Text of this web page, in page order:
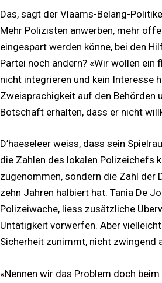
Das, sagt der Vlaams-Belang-
Mehr Polizisten anwerben, mehr
eingespart werden könne, bei den
Partei noch ändern? «Wir wollen ein
nicht integrieren und kein Interesse
Zweisprachigkeit auf den Behörden
Botschaft erhalten, dass er nicht
D’haeseleer weiss, dass sein
die Zahlen des lokalen Polizeichefs
zugenommen, sondern die Zahl der
zehn Jahren halbiert hat. Tania De
Polizeiwache, liess zusätzliche
Untätigkeit vorwerfen. Aber
Sicherheit zunimmt, nicht zwingend
«Nennen wir das Problem doch